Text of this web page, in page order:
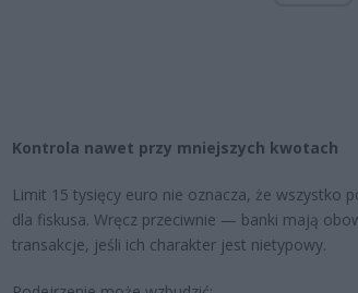
Kontrola nawet przy mniejszych kwotach
Limit 15 tysięcy euro nie oznacza, że wszystko
dla fiskusa. Wręcz przeciwnie — banki mają
transakcje, jeśli ich charakter jest nietypowy.